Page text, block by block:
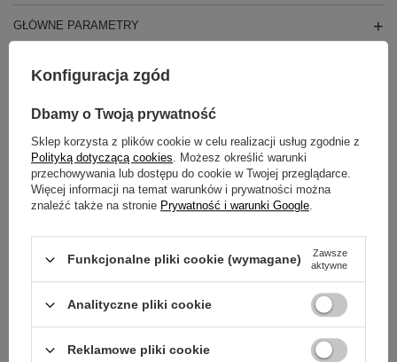
GŁÓWNE PARAMETRY
SZCZEGÓŁOWE DANE
GWARANCJA
OPINIE (0)
najciekawsze pytania i odpowiedzi publikując
Zadaj pytanie
Konfiguracja zgód
Dbamy o Twoją prywatność
Sklep korzysta z plików cookie w celu realizacji usług zgodnie z
Polityką dotyczącą cookies. Możesz określić warunki
przechowywania lub dostępu do cookie w Twojej przeglądarce.
Więcej informacji na temat warunków i prywatności można
znaleźć także na stronie Prywatność i warunki Google.
Funkcjonalne pliki cookie (wymagane)
Zawsze
aktywne
Analityczne pliki cookie
Reklamowe pliki cookie